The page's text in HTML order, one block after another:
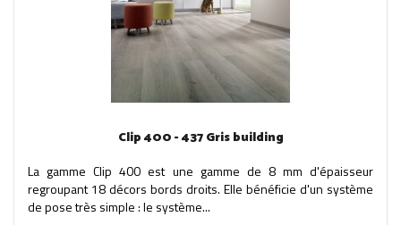
Clip 400 - 437 Gris building
La gamme Clip 400 est une gamme de 8 mm d'épaisseur
regroupant 18 décors bords droits. Elle bénéficie d'un système
de pose très simple : le système...